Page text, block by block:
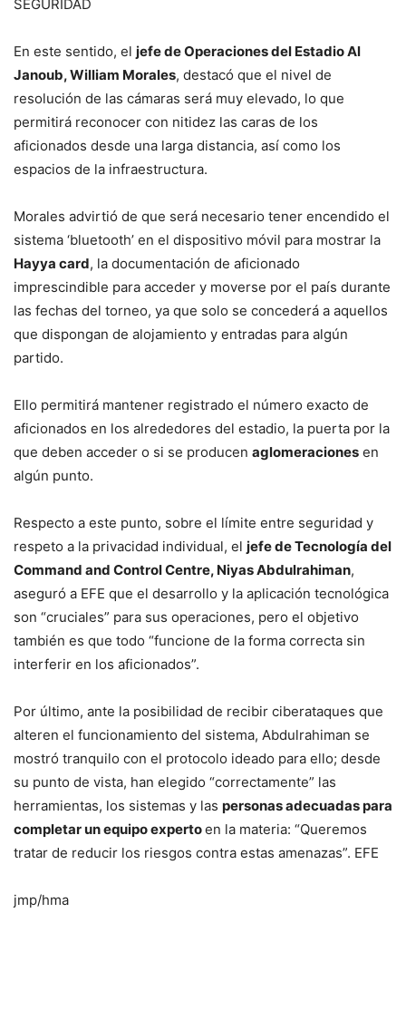
SEGURIDAD
En este sentido, el jefe de Operaciones del Estadio Al
Janoub, William Morales, destacó que el nivel de
resolución de las cámaras será muy elevado, lo que
permitirá reconocer con nitidez las caras de los
aficionados desde una larga distancia, así como los
espacios de la infraestructura.
Morales advirtió de que será necesario tener encendido el
sistema ‘bluetooth’ en el dispositivo móvil para mostrar la
Hayya card, la documentación de aficionado
imprescindible para acceder y moverse por el país durante
las fechas del torneo, ya que solo se concederá a aquellos
que dispongan de alojamiento y entradas para algún
partido.
Ello permitirá mantener registrado el número exacto de
aficionados en los alrededores del estadio, la puerta por la
que deben acceder o si se producen aglomeraciones en
algún punto.
Respecto a este punto, sobre el límite entre seguridad y
respeto a la privacidad individual, el jefe de Tecnología del
Command and Control Centre, Niyas Abdulrahiman,
aseguró a EFE que el desarrollo y la aplicación tecnológica
son “cruciales” para sus operaciones, pero el objetivo
también es que todo “funcione de la forma correcta sin
interferir en los aficionados”.
Por último, ante la posibilidad de recibir ciberataques que
alteren el funcionamiento del sistema, Abdulrahiman se
mostró tranquilo con el protocolo ideado para ello; desde
su punto de vista, han elegido “correctamente” las
herramientas, los sistemas y las personas adecuadas para
completar un equipo expertoen la materia: “Queremos
tratar de reducir los riesgos contra estas amenazas”. EFE
jmp/hma